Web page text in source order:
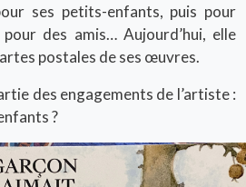
ses petits-enfants, puis pour
des amis… Aujourd’hui, elle
postales de ses œuvres.
des engagements de l’artiste :
?